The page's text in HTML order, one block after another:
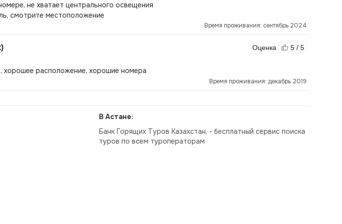
не хватает центрального освещения
смотрите местоположение
Время проживания: сентябрь 2024
Оценка 5 / 5
хорошее расположение, хорошие номера
Время проживания: декабрь 2019
В Астане:
Банк Горящих Туров Казахстан, - бесплатный сервис поиска
туров по всем туроператорам